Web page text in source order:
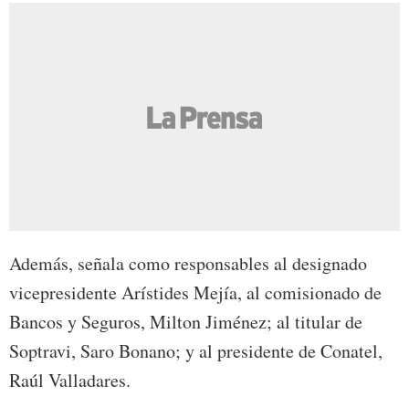
Además, señala como responsables al designado
vicepresidente Arístides Mejía, al comisionado de
Bancos y Seguros, Milton Jiménez; al titular de
Soptravi, Saro Bonano; y al presidente de Conatel,
Raúl Valladares.